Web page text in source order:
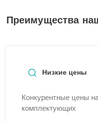
материалов
службы заботы о
заявку на нашем
Преимущества
Низкие цены
Конкурентные цены
комплектующих